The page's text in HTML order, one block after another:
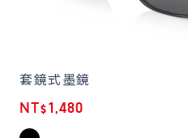
套鏡式墨鏡
NT$1,480